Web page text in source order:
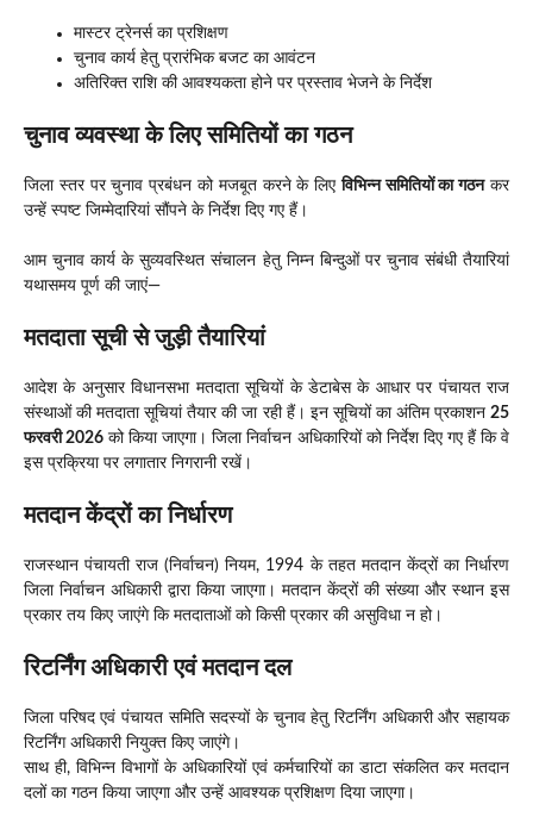
मास्टर ट्रेनर्स का प्रशिक्षण
चुनाव कार्य हेतु प्रारंभिक बजट का आवंटन
अतिरिक्त राशि की आवश्यकता होने पर प्रस्ताव भेजने के निर्देश
चुनाव व्यवस्था के लिए समितियों का गठन
जिला स्तर पर चुनाव प्रबंधन को मजबूत करने के लिएविभिन्न समितियों का गठनकर
उन्हें स्पष्ट जिम्मेदारियां सौंपने के निर्देश दिए गए हैं।
आम चुनाव कार्य के सुव्यवस्थित संचालन हेतु निम्न बिन्दुओं पर चुनाव संबंधी तैयारियां
यथासमय पूर्ण की जाएं—
मतदाता सूची से जुड़ी तैयारियां
आदेश के अनुसार विधानसभा मतदाता सूचियों के डेटाबेस के आधार पर पंचायत राज
संस्थाओं की मतदाता सूचियां तैयार की जा रही हैं। इन सूचियों का अंतिम प्रकाशन 25
फरवरी 2026 को किया जाएगा। जिला निर्वाचन अधिकारियों को निर्देश दिए गए हैं कि वे
इस प्रक्रिया पर लगातार निगरानी रखें।
मतदान केंद्रों का निर्धारण
राजस्थान पंचायती राज (निर्वाचन) नियम, 1994 के तहत मतदान केंद्रों का निर्धारण
जिला निर्वाचन अधिकारी द्वारा किया जाएगा। मतदान केंद्रों की संख्या और स्थान इस
प्रकार तय किए जाएंगे कि मतदाताओं को किसी प्रकार की असुविधा न हो।
रिटर्निंग अधिकारी एवं मतदान दल
जिला परिषद एवं पंचायत समिति सदस्यों के चुनाव हेतु रिटर्निंग अधिकारी और सहायक
रिटर्निंग अधिकारी नियुक्त किए जाएंगे।
साथ ही, विभिन्न विभागों के अधिकारियों एवं कर्मचारियों का डाटा संकलित कर मतदान
दलों का गठन किया जाएगा और उन्हें आवश्यक प्रशिक्षण दिया जाएगा।